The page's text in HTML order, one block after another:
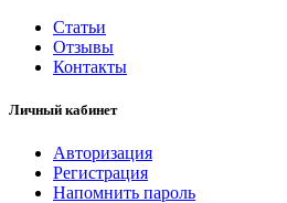
Статьи
Отзывы
Контакты
Личный кабинет
Авторизация
Регистрация
Напомнить пароль